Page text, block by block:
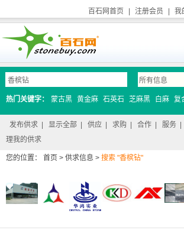
百石网首页 注册会员 我
热门关键字： 蒙古黑 黄金麻 石英石 芝麻黑 白麻 复
发布供求 显示全部 供应 求购 合作 服务
理我的供求
您的位置： 首页 > 供求信息 > 搜索 "香槟钻"